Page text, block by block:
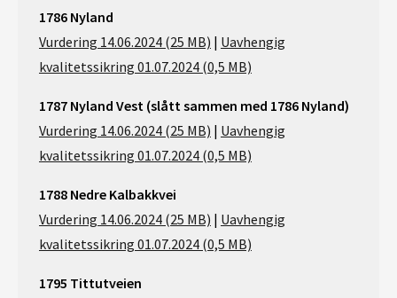
1786 Nyland
Vurdering 14.06.2024 (25 MB) | Uavhengig
kvalitetssikring 01.07.2024 (0,5 MB)
1787 Nyland Vest (slått sammen med 1786 Nyland)
Vurdering 14.06.2024 (25 MB) | Uavhengig
kvalitetssikring 01.07.2024 (0,5 MB)
1788 Nedre Kalbakkvei
Vurdering 14.06.2024 (25 MB) | Uavhengig
kvalitetssikring 01.07.2024 (0,5 MB)
1795 Tittutveien